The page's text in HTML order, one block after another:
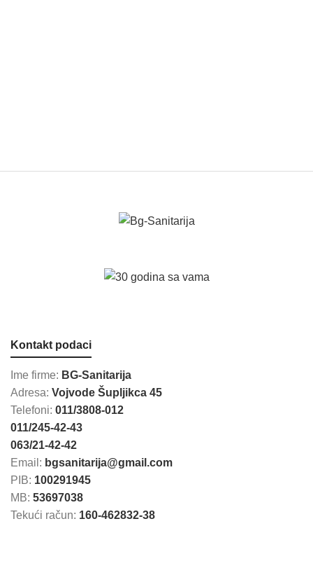
Kontakt podaci
Ime firme: BG-Sanitarija
Adresa: Vojvode Šupljikca 45
Telefoni: 011/3808-012
011/245-42-43
063/21-42-42
Email: bgsanitarija@gmail.com
PIB: 100291945
MB: 53697038
Tekući račun: 160-462832-38